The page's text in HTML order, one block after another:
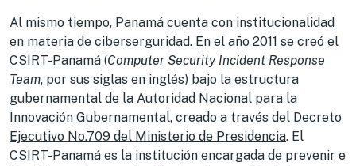
Al mismo tiempo, Panamá cuenta con institucionalidad
en materia de ciberserguridad. En el año 2011 se creó el
CSIRT-Panamá (Computer Security Incident Response
Team, por sus siglas en inglés) bajo la estructura
gubernamental de la Autoridad Nacional para la
Innovación Gubernamental, creado a través del Decreto
Ejecutivo No.709 del Ministerio de Presidencia. El
CSIRT-Panamá es la institución encargada de prevenir e